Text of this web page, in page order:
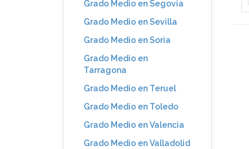
Grado Medio en Segovia
Grado Medio en Sevilla
Grado Medio en Soria
Grado Medio en
Tarragona
Grado Medio en Teruel
Grado Medio en Toledo
Grado Medio en Valencia
Grado Medio en Valladolid